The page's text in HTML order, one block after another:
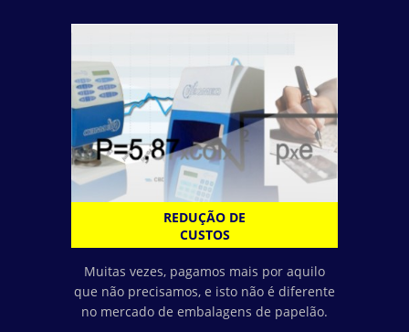
REDUÇÃO DE
CUSTOS
Muitas vezes, pagamos mais por aquilo
que não precisamos, e isto não é diferente
no mercado de embalagens de papelão.